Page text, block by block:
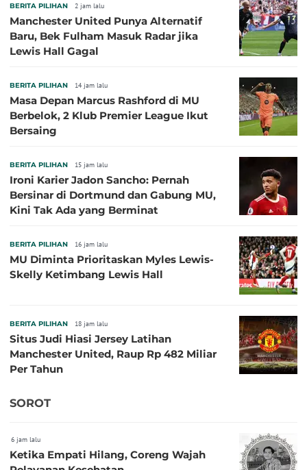
BERITA PILIHAN 2 jam lalu
Manchester United Punya Alternatif
Baru, Bek Fulham Masuk Radar jika
Lewis Hall Gagal
BERITA PILIHAN 14 jam lalu
Masa Depan Marcus Rashford di MU
Berbelok, 2 Klub Premier League Ikut
Bersaing
BERITA PILIHAN 15 jam lalu
Ironi Karier Jadon Sancho: Pernah
Bersinar di Dortmund dan Gabung MU,
Kini Tak Ada yang Berminat
BERITA PILIHAN 16 jam lalu
MU Diminta Prioritaskan Myles Lewis-
Skelly Ketimbang Lewis Hall
BERITA PILIHAN 18 jam lalu
Situs Judi Hiasi Jersey Latihan
Manchester United, Raup Rp 482 Miliar
Per Tahun
SOROT
6 jam lalu
Ketika Empati Hilang, Coreng Wajah